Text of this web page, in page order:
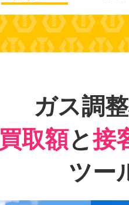
ガス調
買取額と接
ツー